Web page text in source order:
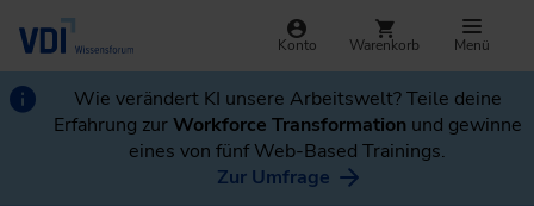
Konto Warenkorb Menü
Wie verändert KI unsere Arbeitswelt? Teile deine
Erfahrung zurWorkforce Transformation und gewinne
eines von fünf Web-Based Trainings.
Zur Umfrage